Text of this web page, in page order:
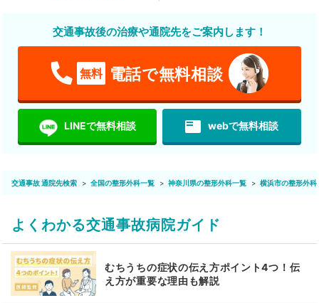
交通事故後の治療や通院先をご案内します！
無料 電話で無料相談
LINEで無料相談 featured_play_list webで無料相談
交通事故 通院先検索 全国の整形外科一覧 神奈川県の整形外科一覧 横浜市の整形外科
よくわかる交通事故病院ガイド
むちうちの症状の伝え方ポイント4つ！伝
え方が重要な理由も解説